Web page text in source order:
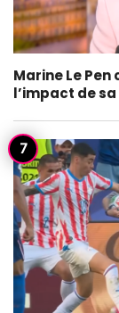
Marine Le
l’impact de